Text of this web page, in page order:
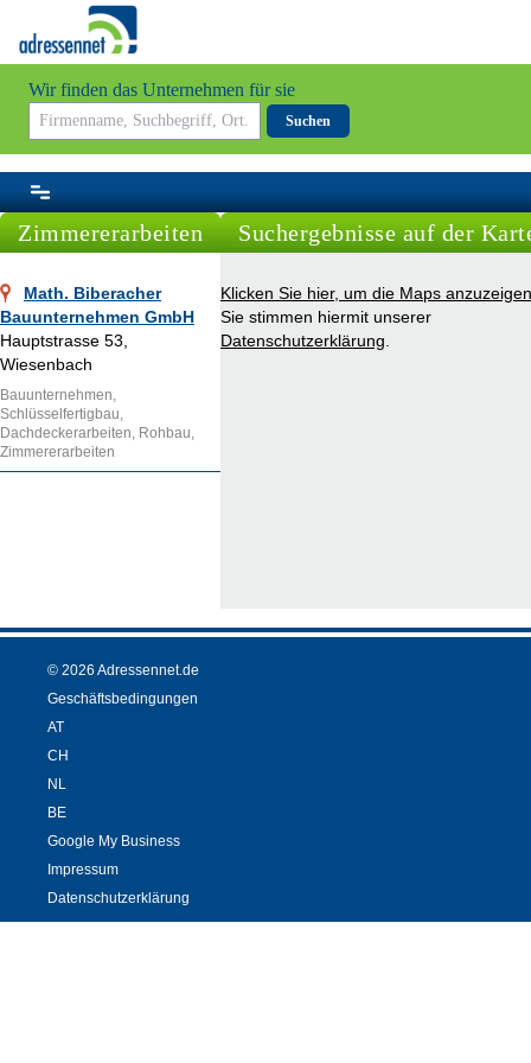
Wir finden das Unternehmen für sie
Suchen
Zimmererarbeiten
Math. Biberacher
Bauunternehmen GmbH
Hauptstrasse 53,
Wiesenbach
Bauunternehmen,
Schlüsselfertigbau,
Dachdeckerarbeiten, Rohbau,
Zimmererarbeiten
Suchergebnisse auf der
Klicken Sie hier, um die Maps
Sie stimmen hiermit unserer
Datenschutzerklärung
© 2026 Adressennet.de
Geschäftsbedingungen
AT
CH
NL
BE
Google My Business
Impressum
Datenschutzerklärung